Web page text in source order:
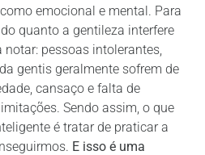
emocional e mental. Para
quanto a gentileza interfere
pessoas intolerantes,
gentis geralmente sofrem de
cansaço e falta de
Sendo assim, o que
é tratar de praticar a
E isso é uma